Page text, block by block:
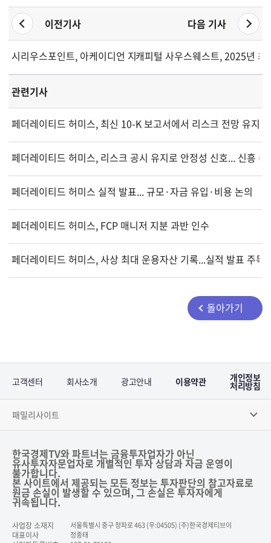
이전기사 다음 기사
시리우스포인트, 아케이디언 지분 전략적 매각 완료
캐피털 사우스웨스트, 2025년 최
관련기사
페더레이티드 허미스, 최신 10-K 보고서에서 리스크 전망 유지
페더레이티드 허미스, 리스크 공시 유지로 안정성 신호... 신흥
페더레이티드 허미스 실적 발표... 규모·자금 유입·비용 논의
페더레이티드 허미스, FCP 매니저 지분 과반 인수
페더레이티드 허미스, 사상 최대 운용자산 기록...실적 발표 주목
돌아가기
고객센터 회사소개 광고안내 이용약관 개인정보
처리방침
패밀리사이트
한국경제TV와 파트너는 금융투자업자가 아닌
유사투자자문업자로 개별적인 투자 상담과 자금 운영이
불가합니다.
본 사이트에서 제공되는 모든 정보는 투자판단의 참고자료로
원금 손실이 발생할 수 있으며, 그 손실은 투자자에게
귀속됩니다.
사업장 소재지 서울특별시 중구 청파로 463 (우:04505) (주)한국경제티브이
대표이사 정종태